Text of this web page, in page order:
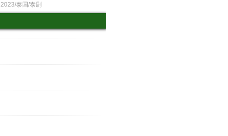
2023/泰国/泰剧